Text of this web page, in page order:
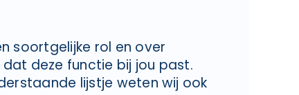
soortgelijke rol en over
deze functie bij jou past.
lijstje weten wij ook